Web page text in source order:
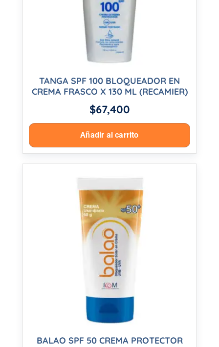
TANGA SPF 100 BLOQUEADOR EN
CREMA FRASCO X 130 ML (RECAMIER)
$67,400
Añadir al carrito
BALAO SPF 50 CREMA PROTECTOR